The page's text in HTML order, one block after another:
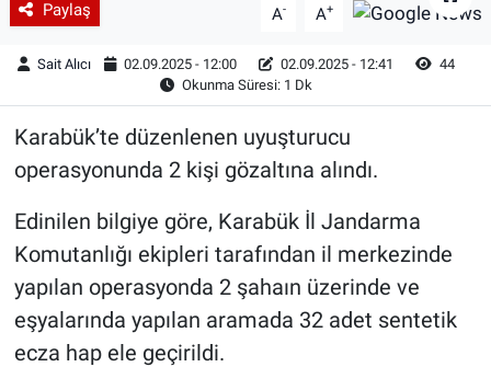
Paylaş A- A+
Sait Alıcı 02.09.2025 - 12:00 02.09.2025 - 12:41
44
Okunma Süresi: 1 Dk
Karabük’te düzenlenen uyuşturucu
operasyonunda 2 kişi gözaltına alındı.
Edinilen bilgiye göre, Karabük İl Jandarma
Komutanlığı ekipleri tarafından il merkezinde
yapılan operasyonda 2 şahaın üzerinde ve
eşyalarında yapılan aramada 32 adet sentetik
ecza hap ele geçirildi.